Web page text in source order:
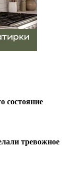
состояние
тревожное